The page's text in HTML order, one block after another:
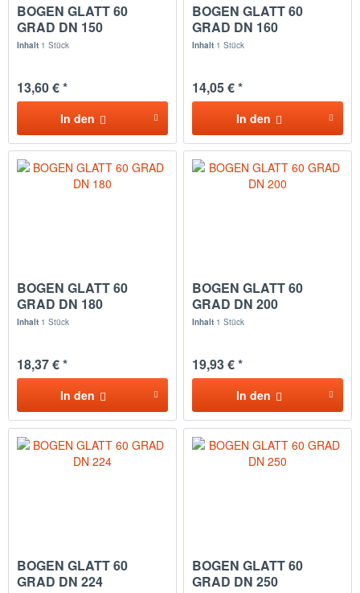
BOGEN GLATT 60
GRAD DN 150
Inhalt 1 Stück
13,60 € *
In den
BOGEN GLATT 60
GRAD DN 160
Inhalt 1 Stück
14,05 € *
In den
BOGEN GLATT 60
GRAD DN 180
Inhalt 1 Stück
18,37 € *
In den
BOGEN GLATT 60
GRAD DN 200
Inhalt 1 Stück
19,93 € *
In den
BOGEN GLATT 60
GRAD DN 224
BOGEN GLATT 60
GRAD DN 250